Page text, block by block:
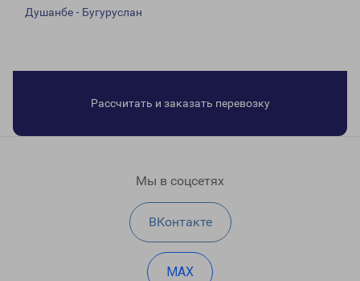
Душанбе - Бугуруслан
Рассчитать и заказать перевозку
Мы в соцсетях
ВКонтакте
MAX